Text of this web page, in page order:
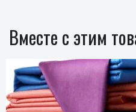
Вместе с этим